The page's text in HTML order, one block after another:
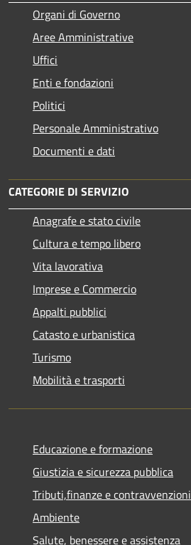
Organi di Governo
Aree Amministrative
Uffici
Enti e fondazioni
Politici
Personale Amministrativo
Documenti e dati
CATEGORIE DI SERVIZIO
Anagrafe e stato civile
Cultura e tempo libero
Vita lavorativa
Imprese e Commercio
Appalti pubblici
Catasto e urbanistica
Turismo
Mobilità e trasporti
Educazione e formazione
Giustizia e sicurezza pubblica
Tributi,finanze e contravvenzioni
Ambiente
Salute, benessere e assistenza